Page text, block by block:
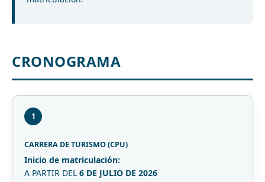
CRONOGRAMA
1
CARRERA DE TURISMO (CPU)
Inicio de matriculación:
A PARTIR DEL 6 DE JULIO DE 2026